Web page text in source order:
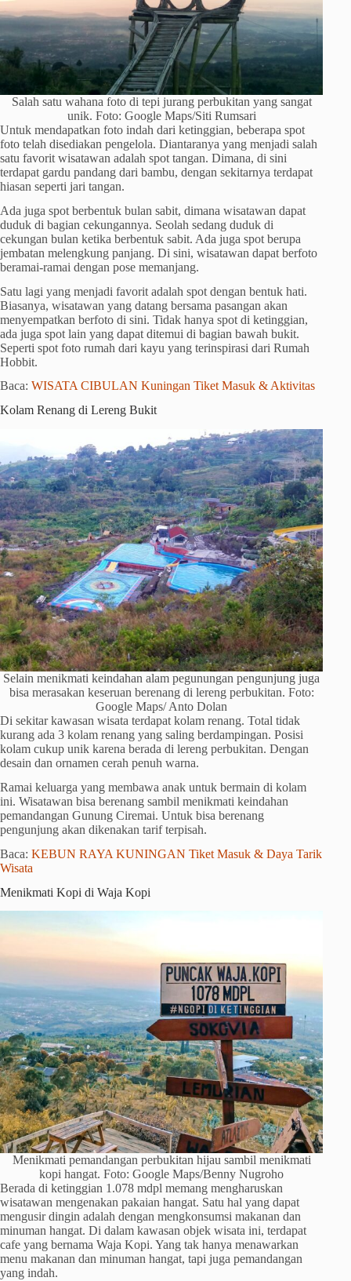
Salah satu wahana foto di tepi jurang perbukitan yang sangat
unik. Foto: Google Maps/Siti Rumsari
Untuk mendapatkan foto indah dari ketinggian, beberapa spot
foto telah disediakan pengelola. Diantaranya yang menjadi salah
satu favorit wisatawan adalah spot tangan. Dimana, di sini
terdapat gardu pandang dari bambu, dengan sekitarnya terdapat
hiasan seperti jari tangan.
Ada juga spot berbentuk bulan sabit, dimana wisatawan dapat
duduk di bagian cekungannya. Seolah sedang duduk di
cekungan bulan ketika berbentuk sabit. Ada juga spot berupa
jembatan melengkung panjang. Di sini, wisatawan dapat berfoto
beramai-ramai dengan pose memanjang.
Satu lagi yang menjadi favorit adalah spot dengan bentuk hati.
Biasanya, wisatawan yang datang bersama pasangan akan
menyempatkan berfoto di sini. Tidak hanya spot di ketinggian,
ada juga spot lain yang dapat ditemui di bagian bawah bukit.
Seperti spot foto rumah dari kayu yang terinspirasi dari Rumah
Hobbit.
Baca: WISATA CIBULAN Kuningan Tiket Masuk & Aktivitas
Kolam Renang di Lereng Bukit
Selain menikmati keindahan alam pegunungan pengunjung juga
bisa merasakan keseruan berenang di lereng perbukitan. Foto:
Google Maps/ Anto Dolan
Di sekitar kawasan wisata terdapat kolam renang. Total tidak
kurang ada 3 kolam renang yang saling berdampingan. Posisi
kolam cukup unik karena berada di lereng perbukitan. Dengan
desain dan ornamen cerah penuh warna.
Ramai keluarga yang membawa anak untuk bermain di kolam
ini. Wisatawan bisa berenang sambil menikmati keindahan
pemandangan Gunung Ciremai. Untuk bisa berenang
pengunjung akan dikenakan tarif terpisah.
Baca: KEBUN RAYA KUNINGAN Tiket Masuk & Daya Tarik
Wisata
Menikmati Kopi di Waja Kopi
Menikmati pemandangan perbukitan hijau sambil menikmati
kopi hangat. Foto: Google Maps/Benny Nugroho
Berada di ketinggian 1.078 mdpl memang mengharuskan
wisatawan mengenakan pakaian hangat. Satu hal yang dapat
mengusir dingin adalah dengan mengkonsumsi makanan dan
minuman hangat. Di dalam kawasan objek wisata ini, terdapat
cafe yang bernama Waja Kopi. Yang tak hanya menawarkan
menu makanan dan minuman hangat, tapi juga pemandangan
yang indah.